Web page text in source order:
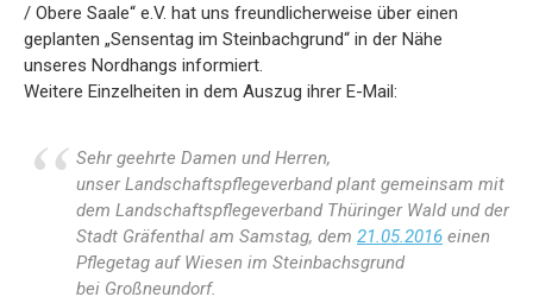
/ Obere Saale“ e.V. hat uns freundlicherweise über einen
geplanten „Sensentag im Steinbachgrund“ in der Nähe
unseres Nordhangs informiert.
Weitere Einzelheiten in dem Auszug ihrer E-Mail:
Sehr geehrte Damen und Herren,
unser Landschaftspflegeverband plant gemeinsam mit
dem Landschaftspflegeverband Thüringer Wald und der
Stadt Gräfenthal am Samstag, dem 21.05.2016 einen
Pflegetag auf Wiesen im Steinbachsgrund
bei Großneundorf.